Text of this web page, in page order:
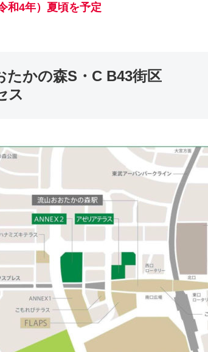
和4年）夏頃を予定
たかの森S・C B43街区
ス